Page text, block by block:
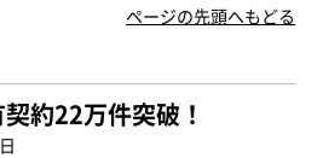
ページの先頭へもどる
契約22万件突破！